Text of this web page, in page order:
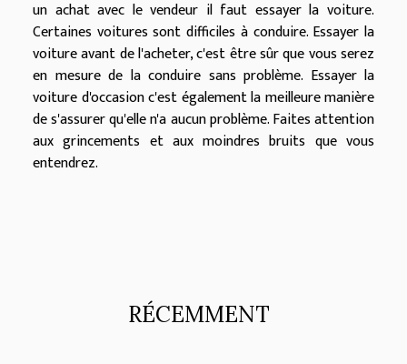
un achat avec le vendeur il faut essayer la voiture.
Certaines voitures sont difficiles à conduire. Essayer la
voiture avant de l'acheter, c'est être sûr que vous serez
en mesure de la conduire sans problème. Essayer la
voiture d'occasion c'est également la meilleure manière
de s'assurer qu'elle n'a aucun problème. Faites attention
aux grincements et aux moindres bruits que vous
entendrez.
RÉCEMMENT